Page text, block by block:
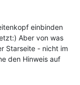
einbinden
Aber von was
Starseite - nicht im
den Hinweis auf